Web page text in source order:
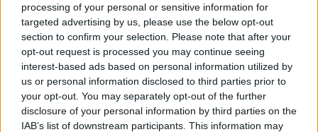
processing of your personal or sensitive information for
targeted advertising by us, please use the below opt-out
section to confirm your selection. Please note that after your
opt-out request is processed you may continue seeing
interest-based ads based on personal information utilized by
us or personal information disclosed to third parties prior to
your opt-out. You may separately opt-out of the further
disclosure of your personal information by third parties on the
IAB’s list of downstream participants. This information may